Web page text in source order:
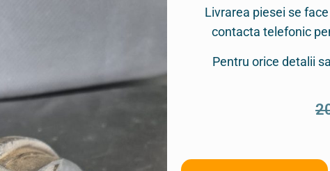
Livrarea piesei se
contacta telefonic
Pentru orice detalii